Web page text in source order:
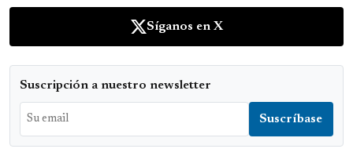
Síganos en X
Suscripción a nuestro newsletter